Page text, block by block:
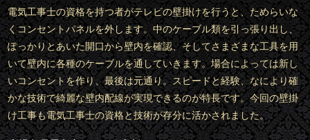
電気工事士の資格を持つ者がテレビの壁掛けを行うと、ためらいな
くコンセントパネルを外します。中のケーブル類を引っ張り出し、
ぽっかりとあいた開口から壁内を確認、そしてさまざまな工具を用
いて壁内に各種のケーブルを通していきます。場合によっては新し
いコンセントを作り、最後は元通り。スピードと経験、なにより確
かな技術で綺麗な壁内配線が実現できるのが特長です。今回の壁掛
け工事も電気工事士の資格と技術が存分に活かされました。